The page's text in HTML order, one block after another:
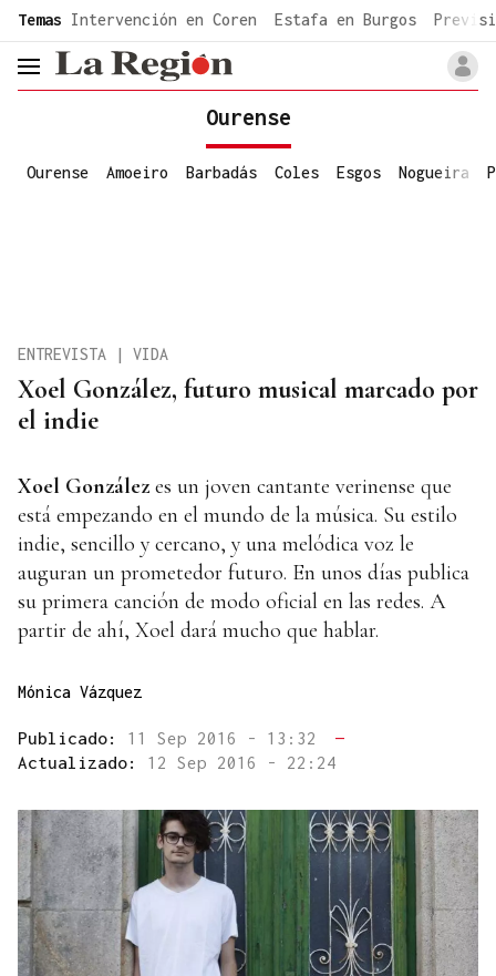
common.go-to-content
Temas Intervención en Coren Estafa en Burgos
header.menu.open
Ourense
Ourense Amoeiro Barbadás Coles Esgos Nogueira
Xoel González, futuro musical marcado por
el indie
ENTREVISTA | VIDA
Xoel González es un joven cantante verinense que
está empezando en el mundo de la música. Su estilo
indie, sencillo y cercano, y una melódica voz le
auguran un prometedor futuro. En unos días publica
su primera canción de modo oficial en las redes. A
partir de ahí, Xoel dará mucho que hablar.
Mónica Vázquez
Publicado: 11 Sep 2016 - 13:32
—
Actualizado: 12 Sep 2016 - 22:24